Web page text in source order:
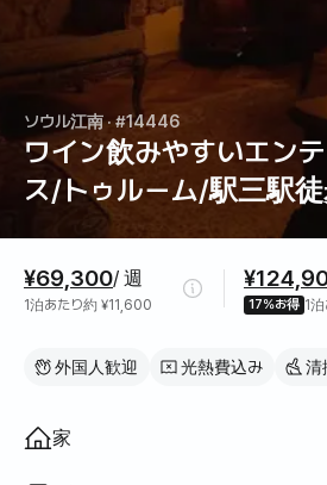
ソウル江南· #14446
ワイン飲みやすいエン
ス/トゥルーム/駅三駅
¥69,300/ 週
1泊あたり約 ¥11,600 17%お得 1
外国人歓迎 光熱費込み 清
間取り
家